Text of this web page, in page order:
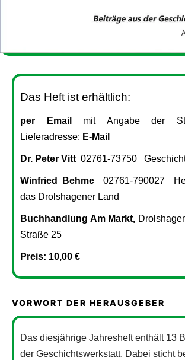
Das Heft ist erhältlich:
per Email
mit Angabe der
Lieferadresse: E-Mail
Dr. Peter Vitt 02761-73750
Winfried Behme 02761-790027
das Drolshagener Land
Buchhandlung Am Markt,
Straße 25
Preis: 10,00 €
VORWORT DER HERAUSGEBER
Das diesjährige Jahresheft enthält 13
der Geschichtswerkstatt. Dabei sticht